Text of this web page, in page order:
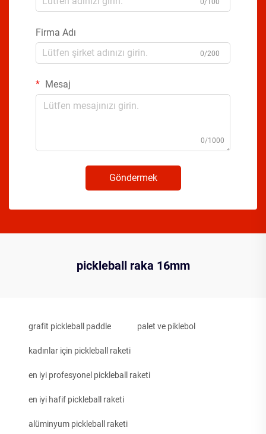
0/100
Firma Adı
0/200
Mesaj
0/1000
Göndermek
pickleball raka 16mm
grafit pickleball paddle palet ve piklebol
kadınlar için pickleball raketi
en iyi profesyonel pickleball raketi
en iyi hafif pickleball raketi
alüminyum pickleball raketi